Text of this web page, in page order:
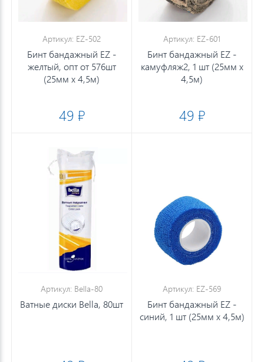
Артикул: EZ-502
Бинт бандажный EZ -
желтый, опт от 576шт
(25мм х 4,5м)
49 ₽
Артикул: EZ-601
Бинт бандажный EZ -
камуфляж2, 1 шт (25мм х
4,5м)
49 ₽
Артикул: Bella-80
Ватные диски Bella, 80шт
Артикул: EZ-569
Бинт бандажный EZ -
синий, 1 шт (25мм х 4,5м)